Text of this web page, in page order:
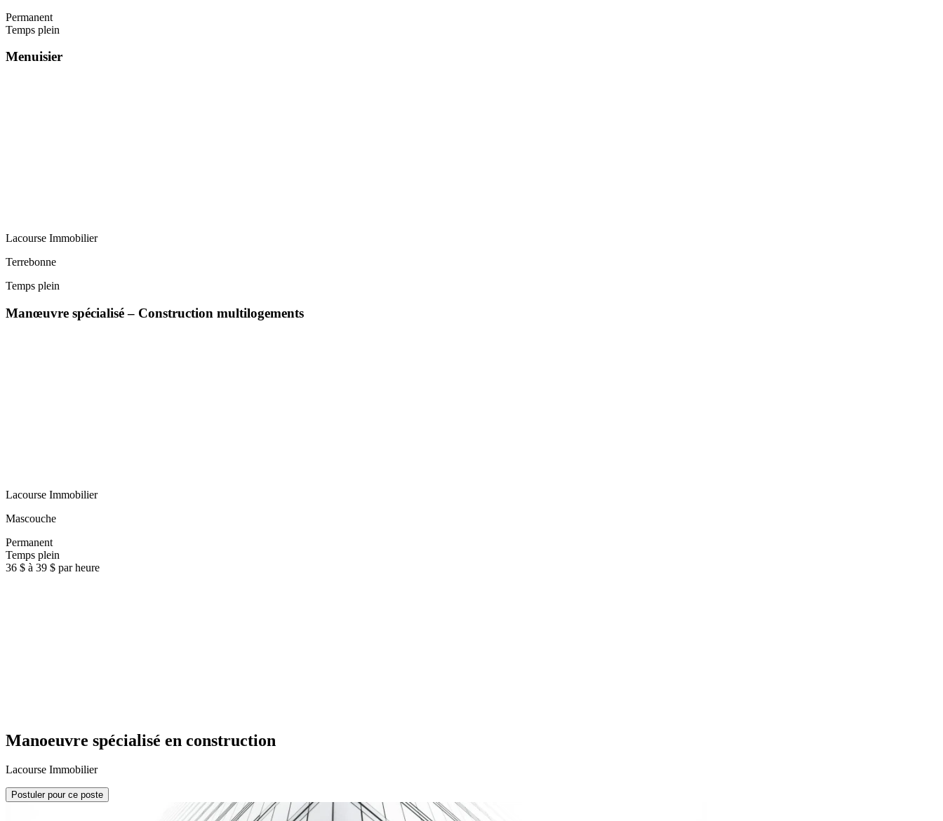
Permanent
Temps plein
Menuisier
Lacourse Immobilier
Terrebonne
Temps plein
Manœuvre spécialisé – Construction multilogements
Lacourse Immobilier
Mascouche
Permanent
Temps plein
36 $ à 39 $ par heure
Manoeuvre spécialisé en construction
Lacourse Immobilier
Postuler pour ce poste